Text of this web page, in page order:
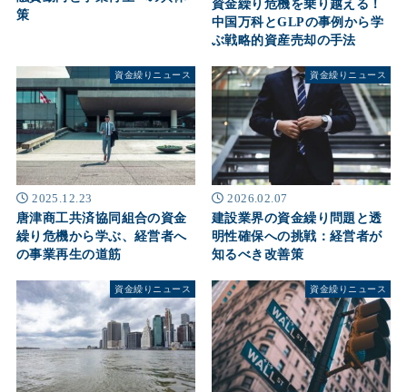
策
資金繰り危機を乗り越える！
中国万科とGLPの事例から学
ぶ戦略的資産売却の手法
資金繰りニュース
2025.12.23
唐津商工共済協同組合の資金
繰り危機から学ぶ、経営者へ
の事業再生の道筋
資金繰りニュース
2026.02.07
建設業界の資金繰り問題と透
明性確保への挑戦：経営者が
知るべき改善策
資金繰りニュース 資金繰りニュース